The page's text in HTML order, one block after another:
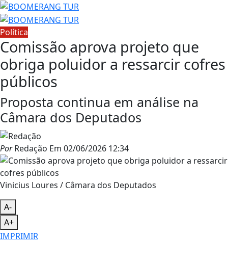
Política
Comissão aprova projeto que
obriga poluidor a ressarcir cofres
públicos
Proposta continua em análise na
Câmara dos Deputados
PorRedação Em 02/06/2026 12:34
Vinicius Loures / Câmara dos Deputados
A-
A+
IMPRIMIR